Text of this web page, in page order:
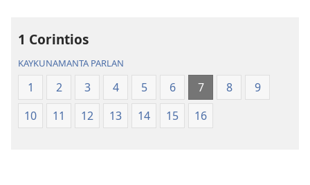
1 Corintios
KAYKUNAMANTA PARLAN
1 2 3 4 5 6 7 8
9
10
11 12 13 14 15 16